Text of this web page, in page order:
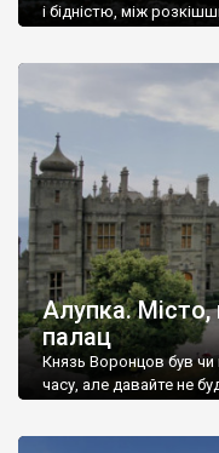
і бідністю, між
Алупка. Місто,
палац
Князь Воронцов був
часу, але давайте не